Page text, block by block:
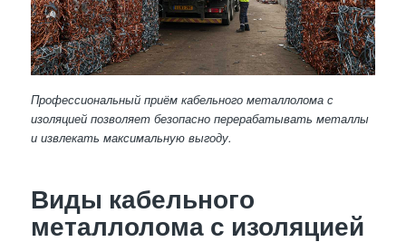
Профессиональный приём кабельного металлолома с
изоляцией позволяет безопасно перерабатывать металлы
и извлекать максимальную выгоду.
Виды кабельного
металлолома с изоляцией